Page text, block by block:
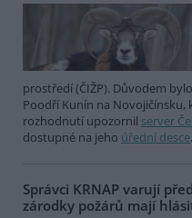
prostředí (ČIŽP). Důvodem
Poodří Kunín na
rozhodnutí upozornil server
dostupné na jeho úřední desce.
Správci KRNAP varují
zárodky požárů mají